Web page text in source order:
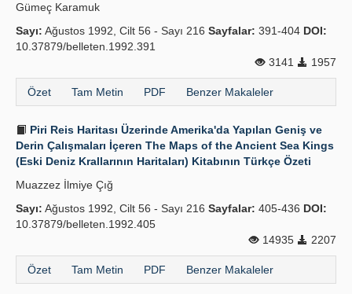
Gümeç Karamuk
Sayı: Ağustos 1992, Cilt 56 - Sayı 216 Sayfalar: 391-404 DOI:
10.37879/belleten.1992.391
3141
1957
Özet Tam Metin PDF Benzer Makaleler
Piri Reis Haritası Üzerinde Amerika'da Yapılan Geniş ve
Derin Çalışmaları İçeren The Maps of the Ancient Sea Kings
(Eski Deniz Krallarının Haritaları) Kitabının Türkçe Özeti
Muazzez İlmiye Çığ
Sayı: Ağustos 1992, Cilt 56 - Sayı 216 Sayfalar: 405-436 DOI:
10.37879/belleten.1992.405
14935
2207
Özet Tam Metin PDF Benzer Makaleler